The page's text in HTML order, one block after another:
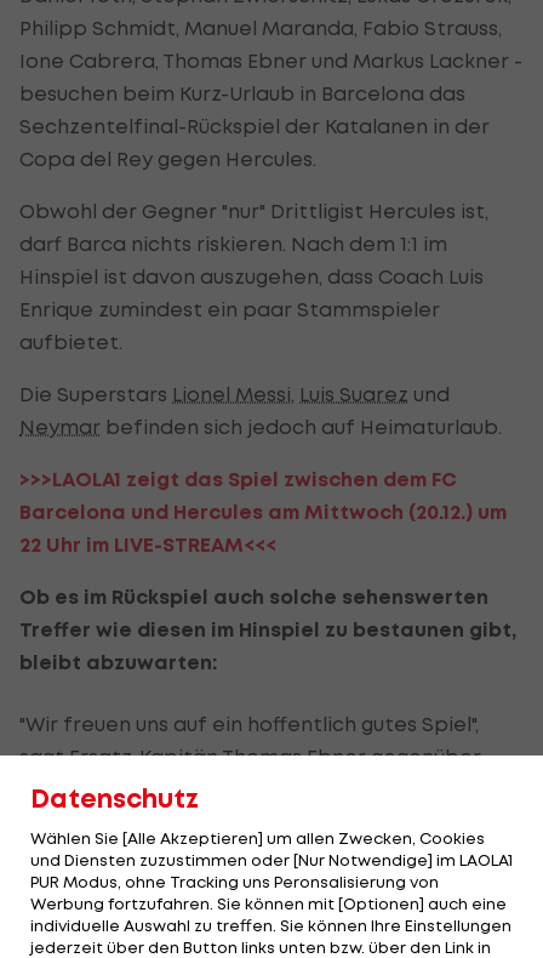
Philipp Schmidt, Manuel Maranda, Fabio Strauss,
Ione Cabrera, Thomas Ebner und Markus Lackner -
besuchen beim Kurz-Urlaub in Barcelona das
Sechzentelfinal-Rückspiel der Katalanen in der
Copa del Rey gegen Hercules.
Obwohl der Gegner "nur" Drittligist Hercules ist,
darf Barca nichts riskieren. Nach dem 1:1 im
Hinspiel ist davon auszugehen, dass Coach Luis
Enrique zumindest ein paar Stammspieler
aufbietet.
Die Superstars Lionel Messi Luis Suarez und
Neymar befinden sich jedoch auf Heimaturlaub.
>>>LAOLA1 zeigt das Spiel zwischen dem FC
Barcelona und Hercules am Mittwoch (20.12.) um
22 Uhr im LIVE-STREAM<<<
Ob es im Rückspiel auch solche sehenswerten
Treffer wie diesen im Hinspiel zu bestaunen gibt,
bleibt abzuwarten:
"Wir freuen uns auf ein hoffentlich gutes Spiel",
sagt Ersatz-Kapitän Thomas Ebner gegenüber
LAOLA1. "Eigentlich hätte ich die Partie auf dem
sogar im Stadion."
Die Stimmung innerhalb der "Reise-Gruppe" sei
"ausgezeichnet". "Hoffentlich können wir aus dem
Datenschutz
Wählen Sie [Alle Akzeptieren] um allen Zwecken, Cookies
und Diensten zuzustimmen oder [Nur Notwendige] im LAOLA1
PUR Modus, ohne Tracking uns Peronsalisierung von
Werbung fortzufahren. Sie können mit [Optionen] auch eine
individuelle Auswahl zu treffen. Sie können Ihre Einstellungen
jederzeit über den Button links unten bzw. über den Link in